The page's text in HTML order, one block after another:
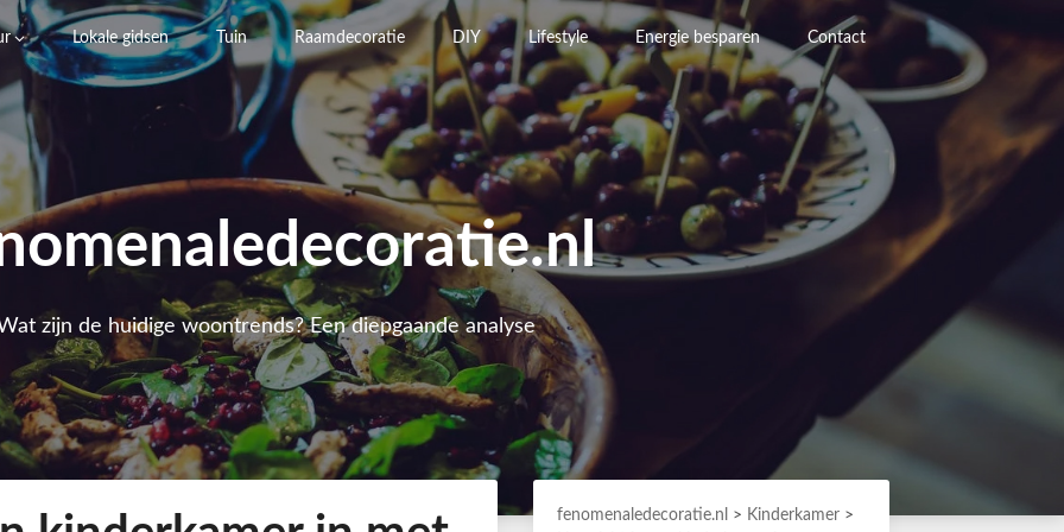
Lokale gidsen Tuin Raamdecoratie DIY Lifestyle Energie besparen Contact
zijn de huidige woontrends? Een diepgaande analyse
fenomenaledecoratie.nl > Kinderkamer >